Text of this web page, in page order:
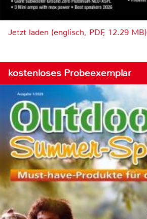
Jetzt laden (englisch, PDF, 12.29 MB)
kostenloses Probeexemplar